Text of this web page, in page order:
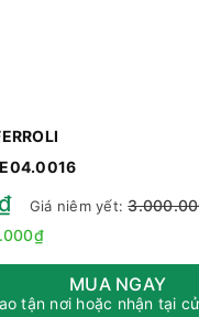
E04.0016
Giá niêm yết:
MUA NGAY
tận nơi hoặc nhận tại